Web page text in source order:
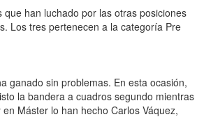
han luchado por las otras posiciones
Los tres pertenecen a la categoría Pre
ganado sin problemas. En esta ocasión,
la bandera a cuadros segundo mientras
Máster lo han hecho Carlos Váquez,